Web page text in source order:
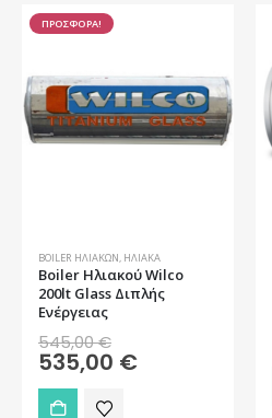
ΠΡΟΣΦΟΡΑ!
BOILER ΗΛΙΑΚΏΝ, ΗΛΙΑΚΆ
Boiler Ηλιακού Wilco
200lt Glass Διπλής
Ενέργειας
545,00€ price
was:
535,00 €Η